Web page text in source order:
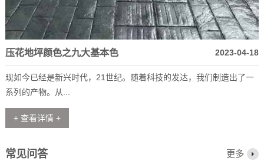
压花地坪颜色之九大基本色 2023-04-18
现如今已经是新兴时代，21世纪。随着科技的发达，我们制造出了一
系列的产物。从...
+ 查看详情 +
常见问答 更多